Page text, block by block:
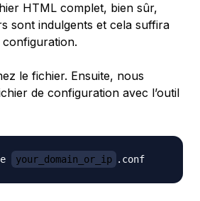
HTML complet, bien sûr,
sont indulgents et cela suffira
le fichier. Ensuite, nous
de configuration avec l’outil
your_domain_or_ip